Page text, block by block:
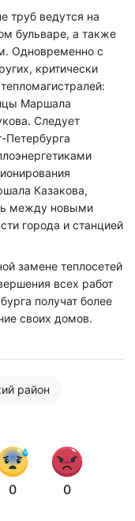
труб ведутся на
бульваре, а также
Одновременно с
критически
Маршала
Следует
Петербурга
Казакова,
между новыми
города и станцией
замене теплосетей
всех работ
получат более
своих домов.
район
0 0